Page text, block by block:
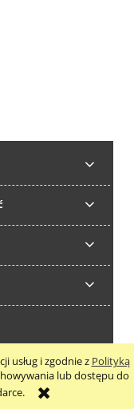
usług i zgodnie z Polityką
lub dostępu do